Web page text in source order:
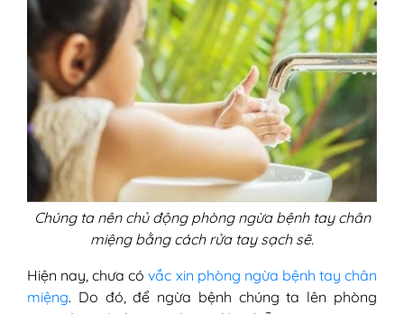
Chúng ta nên chủ động phòng ngừa bệnh tay chân
miệng bằng cách rửa tay sạch sẽ.
Hiện nay, chưa cóvắc xin phòng ngừa bệnh tay chân
miệng. Do đó, để ngừa bệnh chúng ta lên phòng